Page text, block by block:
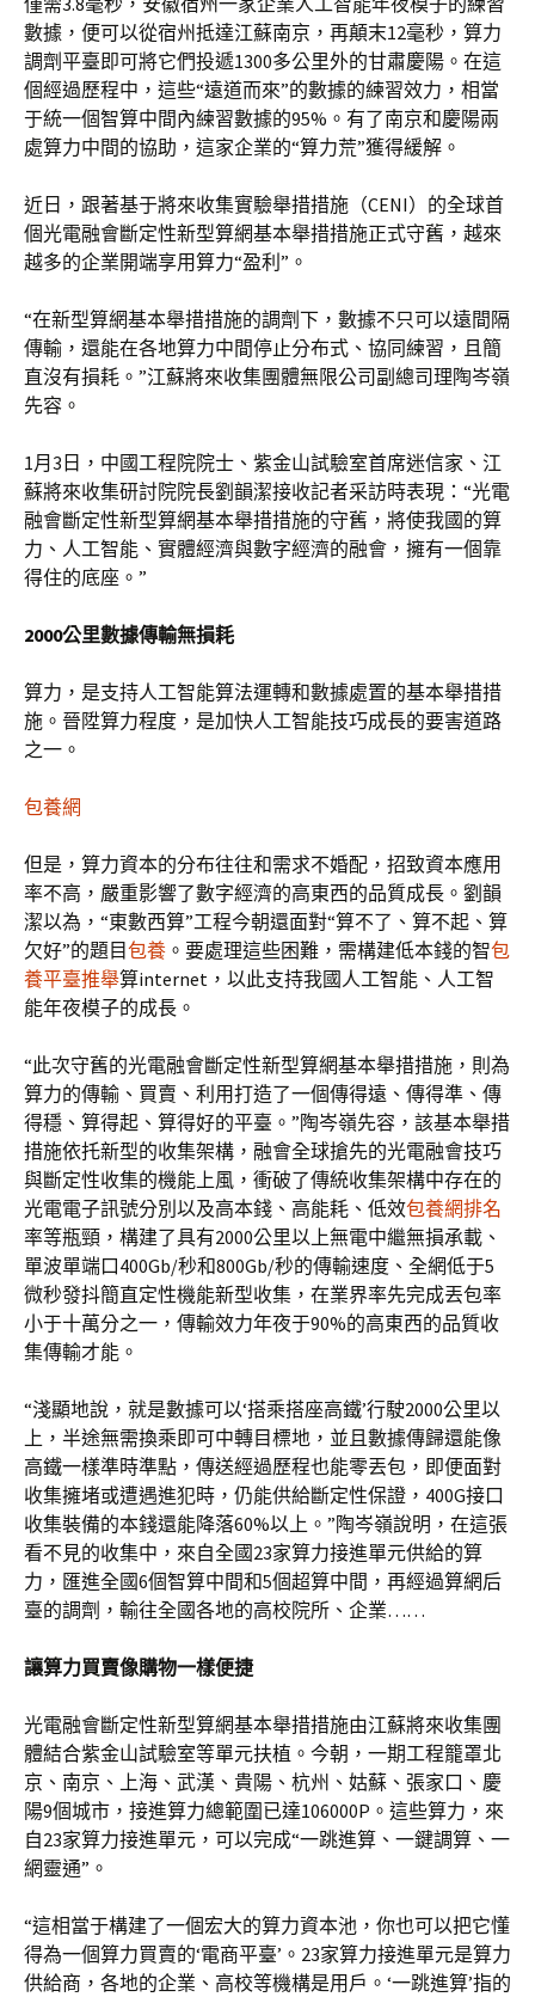
數據，便可以從宿州抵達江蘇南京，再顛末12毫秒，算力
調劑平臺即可將它們投遞1300多公里外的甘肅慶陽。在這
個經過歷程中，這些“遠道而來”的數據的練習效力，相當
于統一個智算中間內練習數據的95%。有了南京和慶陽兩
處算力中間的協助，這家企業的“算力荒”獲得緩解。
近日，跟著基于將來收集實驗舉措措施（CENI）的全球首
個光電融會斷定性新型算網基本舉措措施正式守舊，越來
越多的企業開端享用算力“盈利”。
“在新型算網基本舉措措施的調劑下，數據不只可以遠間隔
傳輸，還能在各地算力中間停止分布式、協同練習，且簡
直沒有損耗。”江蘇將來收集團體無限公司副總司理陶岑嶺
先容。
1月3日，中國工程院院士、紫金山試驗室首席迷信家、江
蘇將來收集研討院院長劉韻潔接收記者采訪時表現：“光電
融會斷定性新型算網基本舉措措施的守舊，將使我國的算
力、人工智能、實體經濟與數字經濟的融會，擁有一個靠
得住的底座。”
2000公里數據傳輸無損耗
算力，是支持人工智能算法運轉和數據處置的基本舉措措
施。晉陞算力程度，是加快人工智能技巧成長的要害道路
之一。
包養網
但是，算力資本的分布往往和需求不婚配，招致資本應用
率不高，嚴重影響了數字經濟的高東西的品質成長。劉韻
潔以為，“東數西算”工程今朝還面對“算不了、算不起、算
欠好”的題目包養 。要處理這些困難，需構建低本錢的智包
養平臺推舉算internet，以此支持我國人工智能、人工智
能年夜模子的成長。
“此次守舊的光電融會斷定性新型算網基本舉措措施，則為
算力的傳輸、買賣、利用打造了一個傳得遠、傳得準、傳
得穩、算得起、算得好的平臺。”陶岑嶺先容，該基本舉措
措施依托新型的收集架構，融會全球搶先的光電融會技巧
與斷定性收集的機能上風，衝破了傳統收集架構中存在的
光電電子訊號分別以及高本錢、高能耗、低效包養網排名
率等瓶頸，構建了具有2000公里以上無電中繼無損承載、
單波單端口400Gb/秒和800Gb/秒的傳輸速度、全網低于5
微秒發抖簡直定性機能新型收集，在業界率先完成丟包率
小于十萬分之一，傳輸效力年夜于90%的高東西的品質收
集傳輸才能。
“淺顯地說，就是數據可以‘搭乘搭座高鐵’行駛2000公里以
上，半途無需換乘即可中轉目標地，並且數據傳歸還能像
高鐵一樣準時準點，傳送經過歷程也能零丟包，即便面對
收集擁堵或遭遇進犯時，仍能供給斷定性保證，400G接口
收集裝備的本錢還能降落60%以上。”陶岑嶺說明，在這張
看不見的收集中，來自全國23家算力接進單元供給的算
力，匯進全國6個智算中間和5個超算中間，再經過算網后
臺的調劑，輸往全國各地的高校院所、企業……
讓算力買賣像購物一樣便捷
光電融會斷定性新型算網基本舉措措施由江蘇將來收集團
體結合紫金山試驗室等單元扶植。今朝，一期工程籠罩北
京、南京、上海、武漢、貴陽、杭州、姑蘇、張家口、慶
陽9個城市，接進算力總範圍已達106000P。這些算力，來
自23家算力接進單元，可以完成“一跳進算、一鍵調算、一
網靈通”。
“這相當于構建了一個宏大的算力資本池，你也可以把它懂
得為一個算力買賣的‘電商平臺’。23家算力接進單元是算力
供給商，各地的企業、高校等機構是用戶。‘一跳進算’指的